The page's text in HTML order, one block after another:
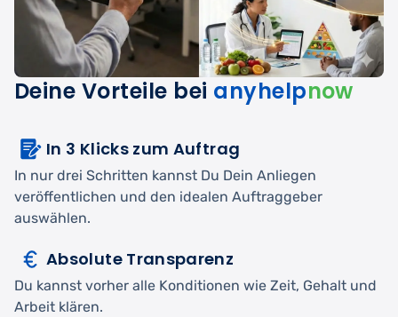
Deine Vorteile bei anyhelpnow
In 3 Klicks zum Auftrag
In nur drei Schritten kannst Du Dein Anliegen
veröffentlichen und den idealen Auftraggeber
auswählen.
Absolute Transparenz
Du kannst vorher alle Konditionen wie Zeit, Gehalt und
Arbeit klären.